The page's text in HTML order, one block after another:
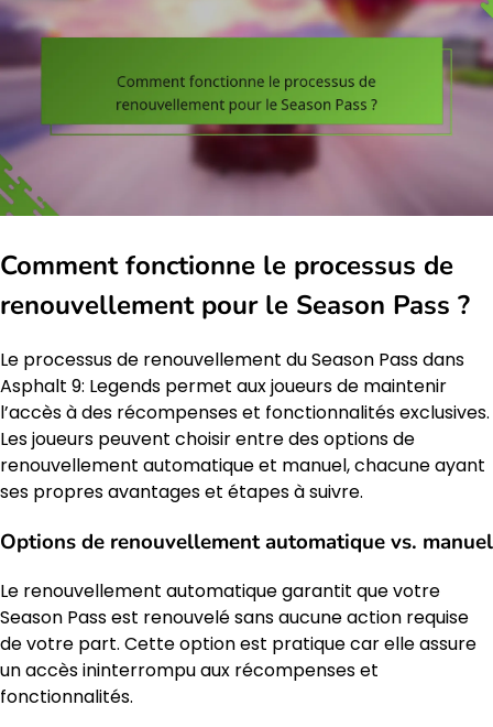
Comment fonctionne le processus de
renouvellement pour le Season Pass ?
Le processus de renouvellement du Season Pass dans
Asphalt 9: Legends permet aux joueurs de maintenir
l’accès à des récompenses et fonctionnalités exclusives.
Les joueurs peuvent choisir entre des options de
renouvellement automatique et manuel, chacune ayant
ses propres avantages et étapes à suivre.
Options de renouvellement automatique vs. manuel
Le renouvellement automatique garantit que votre
Season Pass est renouvelé sans aucune action requise
de votre part. Cette option est pratique car elle assure
un accès ininterrompu aux récompenses et
fonctionnalités.